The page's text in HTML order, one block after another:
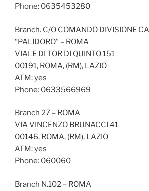
Phone: 0635453280
Branch. C/O COMANDO DIVISIONE
“PALIDORO” – ROMA
VIALE DI TOR DI QUINTO 151
00191, ROMA, (RM), LAZIO
ATM: yes
Phone: 0633566969
Branch 27 – ROMA
VIA VINCENZO BRUNACCI 41
00146, ROMA, (RM), LAZIO
ATM: yes
Phone: 060060
Branch N.102 – ROMA